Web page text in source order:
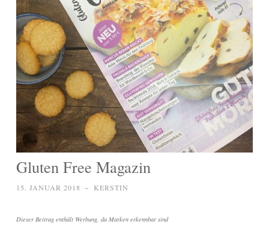
Gluten Free Magazin
15. JANUAR 2018 ~ KERSTIN
Dieser Beitrag enthält Werbung, da Marken erkennbar sind